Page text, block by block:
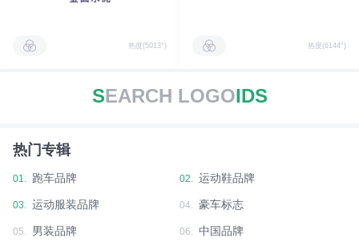
热度(5013°) 热度(6144°)
SEARCH LOGOIDS
热门专辑
01. 跑车品牌 02. 运动鞋品牌
03. 运动服装品牌 04. 豪车标志
05. 男装品牌 06. 中国品牌